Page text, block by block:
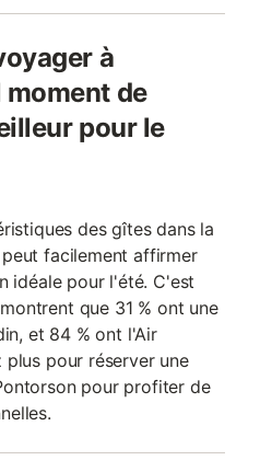
à
de
pour le
des gîtes dans la
facilement affirmer
idéale pour l'été. C'est
que 31 % ont une
et 84 % ont l'Air
pour réserver une
pour profiter de